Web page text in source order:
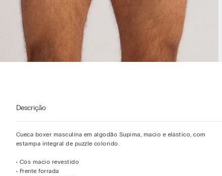
Descrição
Cueca boxer masculina em algodão Supima, macio e elástico, com
estampa integral de puzzle colorido.
• Cós macio revestido
• Frente forrada